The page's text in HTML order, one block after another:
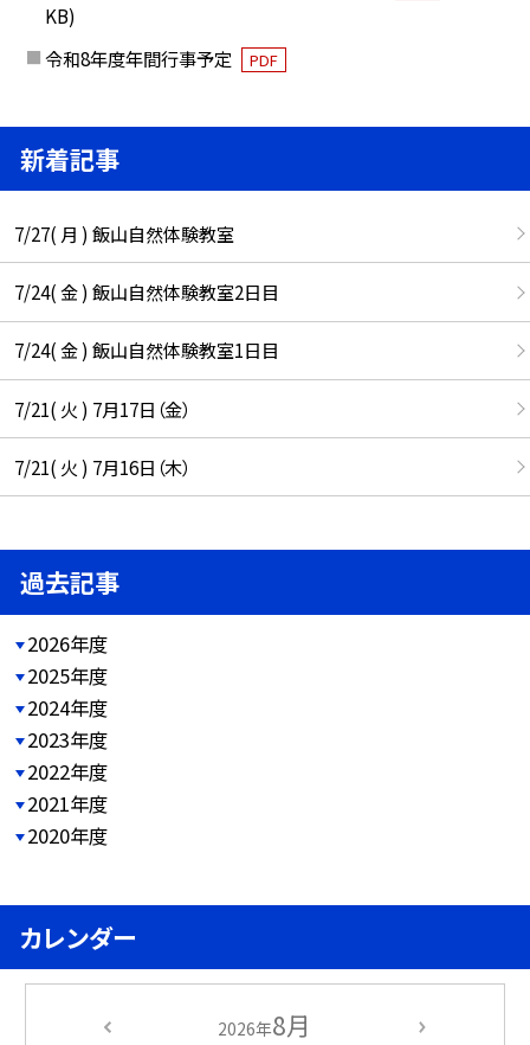
KB)
令和8年度年間行事予定
PDF
新着記事
7/27( 月 ) 飯山自然体験教室
7/24( 金 ) 飯山自然体験教室2日目
7/24( 金 ) 飯山自然体験教室1日目
7/21( 火 ) 7月17日（金）
7/21( 火 ) 7月16日（木）
過去記事
2026年度
2025年度
2024年度
2023年度
2022年度
2021年度
2020年度
カレンダー
2026年8月